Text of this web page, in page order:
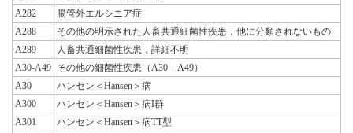
A282
腸管外エルシニア症
A288
その他の明示された人畜共通細菌性疾患，他に分類されないもの
A289
人畜共通細菌性疾患，詳細不明
A30-A49 その他の細菌性疾患（A30－A49）
A30
ハンセン＜Hansen＞病
A300
ハンセン＜Hansen＞病I群
A301
ハンセン＜Hansen＞病TT型